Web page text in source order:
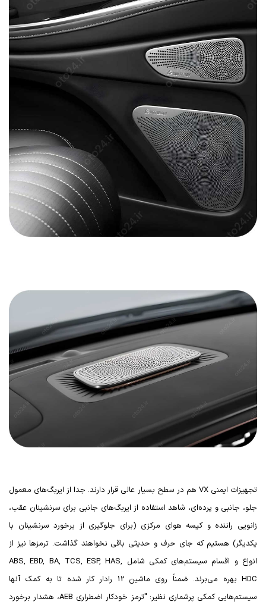
تجهیزات ایمنیVX هم در سطح بسیار عالی قرار دارند. جدا از ایربگ‌های معمول
جلو، جانبی و پرده‌ای، شاهد استفاده از ایربگ‌های جانبی برای سرنشینان عقب،
زانویی راننده و کیسه هوای مرکزی (برای جلوگیری از برخورد سرنشینان با
یکدیگر) هستیم که جای حرف و حدیثی باقی نخواهند گذاشت. ترمزها نیز از
انواع و اقسام سیستم‌های کمکی شامل ABS, EBD, BA, TCS, ESP, HAS,
HDC
بهره می‌برند. ضمناً روی ماشین 12 رادار کار شده تا به کمک آنها
سیستم‌هایی کمکی پرشماری نظیر: "ترمز خودکار اضطراری AEB، هشدار برخورد